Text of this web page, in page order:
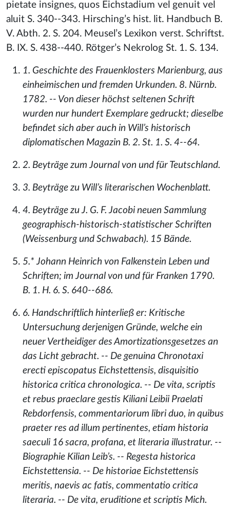
pietate insignes, quos Eichstadium vel genuit vel
aluit S. 340--343. Hirsching’s hist. lit. Handbuch B.
V. Abth. 2. S. 204. Meusel’s Lexikon verst. Schriftst.
B. IX. S. 438--440. Rötger’s Nekrolog St. 1. S. 134.
1. Geschichte des Frauenklosters Marienburg, aus
einheimischen und fremden Urkunden. 8. Nürnb.
1782. -- Von dieser höchst seltenen Schrift
wurden nur hundert Exemplare gedruckt; dieselbe
befindet sich aber auch in Will’s historisch
diplomatischen Magazin B. 2. St. 1. S. 4--64.
2. Beyträge zum Journal von und für Teutschland.
3. Beyträge zu Will’s literarischen Wochenblatt.
4. Beyträge zu J. G. F. Jacobi neuen Sammlung
geographisch-historisch-statistischer Schriften
(Weissenburg und Schwabach). 15 Bände.
5.* Johann Heinrich von Falkenstein Leben und
Schriften; im Journal von und für Franken 1790.
B. 1. H. 6. S. 640--686.
6. Handschriftlich hinterließ er: Kritische
Untersuchung derjenigen Gründe, welche ein
neuer Vertheidiger des Amortizationsgesetzes an
das Licht gebracht. -- De genuina Chronotaxi
erecti episcopatus Eichstettensis, disquisitio
historica critica chronologica. -- De vita, scriptis
et rebus praeclare gestis Kiliani Leibii Praelati
Rebdorfensis, commentariorum libri duo, in quibus
praeter res ad illum pertinentes, etiam historia
saeculi 16 sacra, profana, et literaria illustratur. --
Biographie Kilian Leib’s. -- Regesta historica
Eichstettensia. -- De historiae Eichstettensis
meritis, naevis ac fatis, commentatio critica
literaria. -- De vita, eruditione et scriptis Mich.